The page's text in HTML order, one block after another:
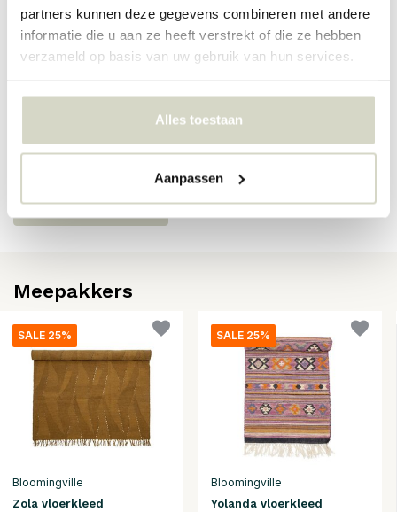
partners kunnen deze gegevens combineren met andere
informatie die u aan ze heeft verstrekt of die ze hebben
verzameld op basis van uw gebruik van hun services.
Alles toestaan
Aanpassen
SKU
Er zijn nog geen reviews geschreven over dit product..
Schrijf je eigen review
Meepakkers
SALE 25%
Bloomingville
Zola vloerkleed
SALE 25%
Bloomingville
Yolanda vloerkleed